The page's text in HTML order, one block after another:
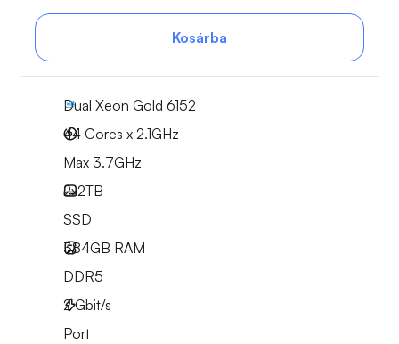
Kosárba
Dual Xeon Gold 6152
44 Cores x 2.1GHz
Max 3.7GHz
2x2TB
SSD
384GB RAM
DDR5
2Gbit/s
Port